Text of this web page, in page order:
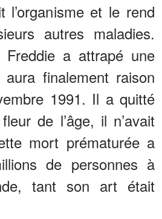
l’organisme et le rend
autres maladies.
Freddie a attrapé une
finalement raison
1991. Il a quitté
de l’âge, il n’avait
mort prématurée a
de personnes à
tant son art était